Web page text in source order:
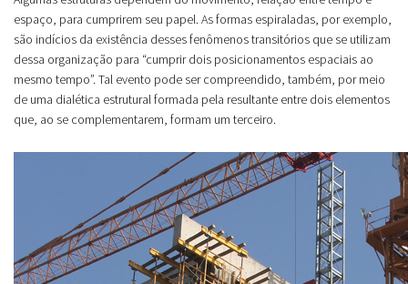
espaço, para cumprirem seu papel. As formas espiraladas, por exemplo,
são indícios da existência desses fenômenos transitórios que se utilizam
dessa organização para “cumprir dois posicionamentos espaciais ao
mesmo tempo”. Tal evento pode ser compreendido, também, por meio
de uma dialética estrutural formada pela resultante entre dois elementos
que, ao se complementarem, formam um terceiro.